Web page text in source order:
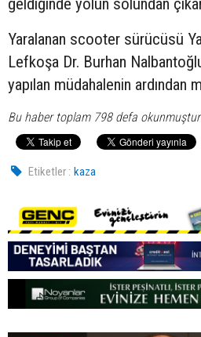
geldiğinde yolun solundan
Yaralanan scooter sürücüsü
Lefkoşa Dr. Burhan
yapılan müdahalenin ardından
Bu haber toplam 798 defa okunmuştur
Etiketler : kaza